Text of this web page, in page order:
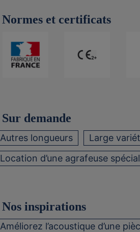
Normes et certificats
Sur demande
Autres longueurs Large
Location d’une agrafeuse
Nos inspirations
Améliorez l’acoustique d’une